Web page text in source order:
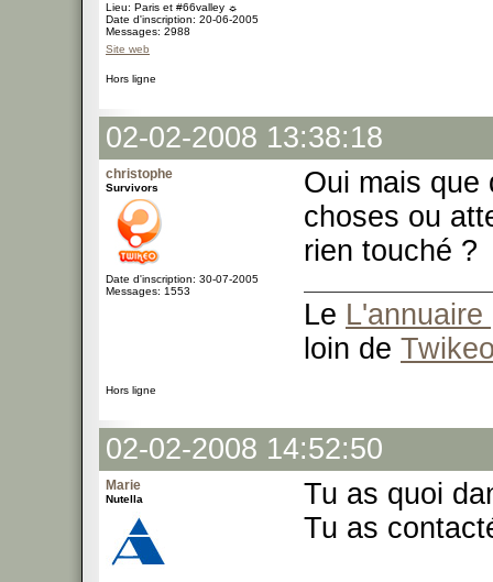
Lieu: Paris et #66valley ☼
Date d'inscription: 20-06-2005
Messages: 2988
Site web
Hors ligne
02-02-2008 13:38:18
christophe
Survivors
Date d'inscription: 30-07-2005
Messages: 1553
Oui mais que
choses ou
rien touché ?
Le L'annuaire
loin de
Hors ligne
02-02-2008 14:52:50
Marie
Nutella
Tu as quoi
Tu as